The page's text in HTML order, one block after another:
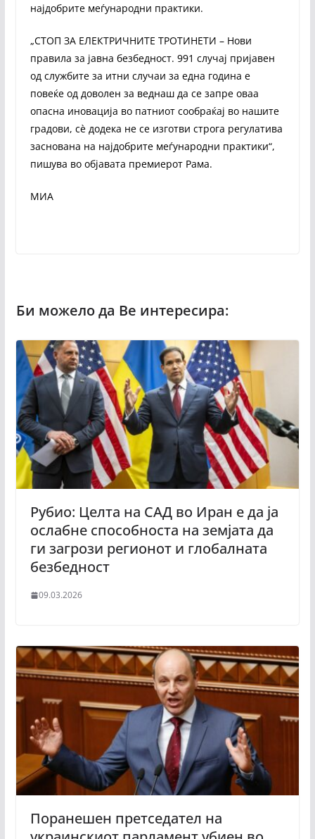
најдобрите меѓународни практики.
„СТОП ЗА ЕЛЕКТРИЧНИТЕ ТРОТИНЕТИ – Нови
правила за јавна безбедност. 991 случај пријавен
од службите за итни случаи за една година е
повеќе од доволен за веднаш да се запре оваа
опасна иновација во патниот сообраќај во нашите
градови, сè додека не се изготви строга регулатива
заснована на најдобрите меѓународни практики“,
пишува во објавата премиерот Рама.
МИА
Рубио: Целта на САД во Иран е да ја
ослабне способноста на земјата да
ги загрози регионот и глобалната
безбедност
09.03.2026
Поранешен претседател на